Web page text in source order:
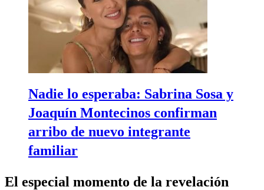
Nadie lo esperaba: Sabrina Sosa y
Joaquín Montecinos confirman
arribo de nuevo integrante
familiar
El especial momento de la revelación